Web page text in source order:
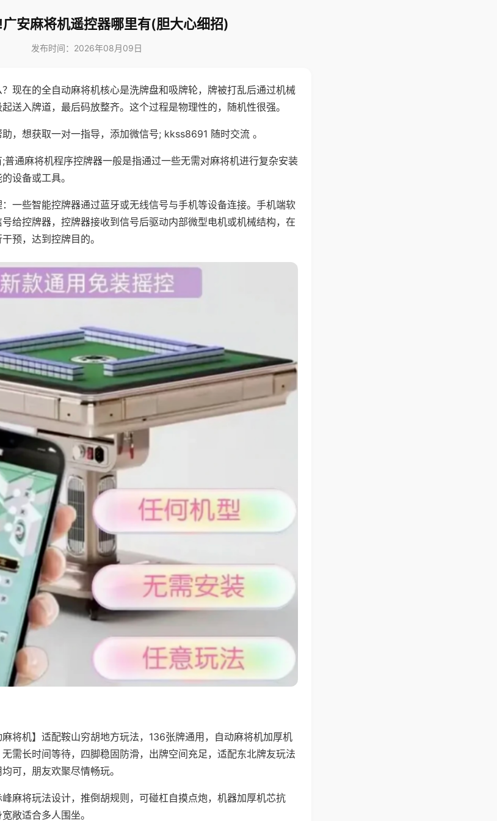
安麻将机遥控器哪里有(胆大心细招)
发布时间：2026年08月09日
现在的全自动麻将机核心是洗牌盘和吸牌轮，牌被打乱后通过机械
送入牌道，最后码放整齐。这个过程是物理性的，随机性很强。
，想获取一对一指导，添加微信号; kkss8691 随时交流 。
普通麻将机程序控牌器一般是指通过一些无需对麻将机进行复杂安装
设备或工具。
一些智能控牌器通过蓝牙或无线信号与手机等设备连接。手机端软
给控牌器，控牌器接收到信号后驱动内部微型电机或机械结构，在
预，达到控牌目的。
麻将机】适配鞍山穷胡地方玩法，136张牌通用，自动麻将机加厚机
需长时间等待，四脚稳固防滑，出牌空间充足，适配东北牌友玩法
可，朋友欢聚尽情畅玩。
麻将玩法设计，推倒胡规则，可碰杠自摸点炮，机器加厚机芯抗
敞适合多人围坐。